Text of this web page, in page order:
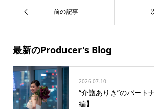
最新のProducer's Blog
2026.07.10
“介護ありき”のパート
編】